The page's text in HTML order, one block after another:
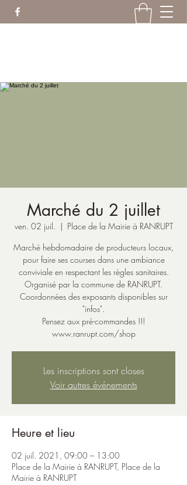
Marché du 2 juillet
ven. 02 juil.
  |
Place de la Mairie à RANRUPT
Marché hebdomadaire de producteurs locaux,
pour faire ses courses dans une ambiance
conviviale en respectant les règles sanitaires.
Organisé par la commune de RANRUPT.
Coordonnées des exposants disponibles sur
"infos".
Pensez aux pré-commandes !!!
www.ranrupt.com/shop
Les inscriptions sont closes
Voir autres événements
Heure et lieu
02 juil. 2021, 09:00 – 13:00
Place de la Mairie à RANRUPT, Place de la
Mairie à RANRUPT